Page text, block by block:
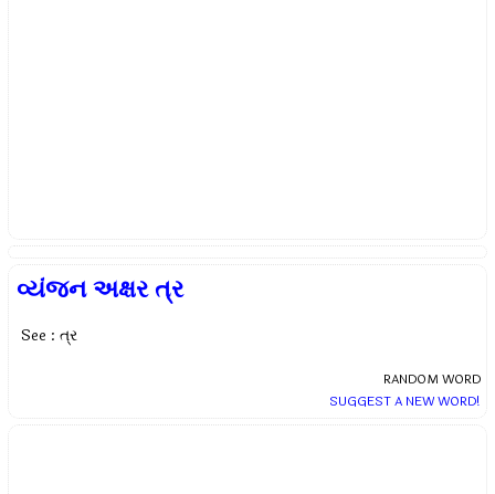
વ્યંજન અક્ષર ત્ર
See : ત્ર
RANDOM WORD
SUGGEST A NEW WORD!